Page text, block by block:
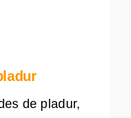
de pladur,